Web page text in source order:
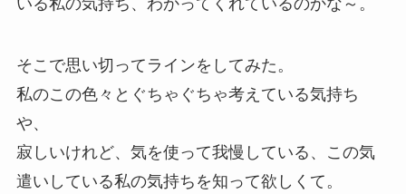
いる私の気持ち、わかってくれているのかな～。
そこで思い切ってラインをしてみた。
私のこの色々とぐちゃぐちゃ考えている気持ち
や、
寂しいけれど、気を使って我慢している、この気
遣いしている私の気持ちを知って欲しくて。